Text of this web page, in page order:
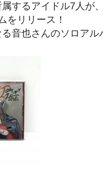
するアイドル7人が
をリリース！
音也さんのソロア